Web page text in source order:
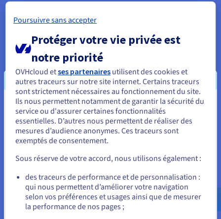
Boostez temporairement votre offre
Hébergement Performance à moindre
coût
Vous semblez être localisé en États-
Unis.
Pour commander, rendez-vous sur le site de votre pays (États-
Allez sur le site États-Unis
us.ovhcloud.com/
Anglais USD - $
ou
Poursuivre sans accepter
Protéger votre vie privée est
notre priorité
OVHcloud etses partenaires utilisent des cookies et
autres traceurs sur notre site internet. Certains traceurs
sont strictement nécessaires au fonctionnement du site.
Ils nous permettent notamment de garantir la sécurité du
service ou d'assurer certaines fonctionnalités
essentielles. D’autres nous permettent de réaliser des
mesures d’audience anonymes. Ces traceurs sont
exemptés de consentement.
Sous réserve de votre accord, nous utilisons également :
des traceurs de performance et de personnalisation :
qui nous permettent d’améliorer votre navigation
selon vos préférences et usages ainsi que de mesurer
la performance de nos pages ;